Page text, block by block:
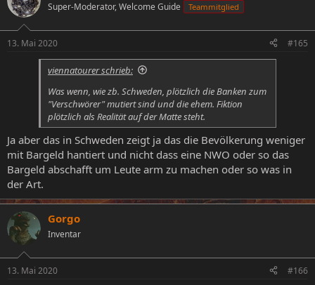
Super-Moderator, Welcome Guide Teammitglied
13. Mai 2020 #165
viennatourer schrieb:
Was wenn, wie zb. Schweden, plötzlich die Banken zum
"Verschwörer" mutiert sind und die ehem. Fiktion
plötzlich als Realität auf der Matte steht.
Ja aber das in Schweden zeigt ja das die Bevölkerung weniger
mit Bargeld hantiert und nicht dass eine NWO oder so das
Bargeld abschafft um Leute arm zu machen oder so was in
der Art.
Gorgo
Inventar
13. Mai 2020 #166